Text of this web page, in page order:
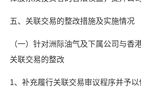
五、关联交易的整改措施及实施情况
（一）针对洲际油气及下属公司与
关联交易的整改
1、补充履行关联交易审议程序并予以